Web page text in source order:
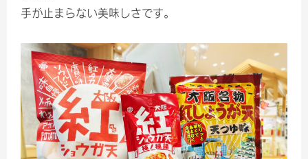
手が止まらない美味しさです。